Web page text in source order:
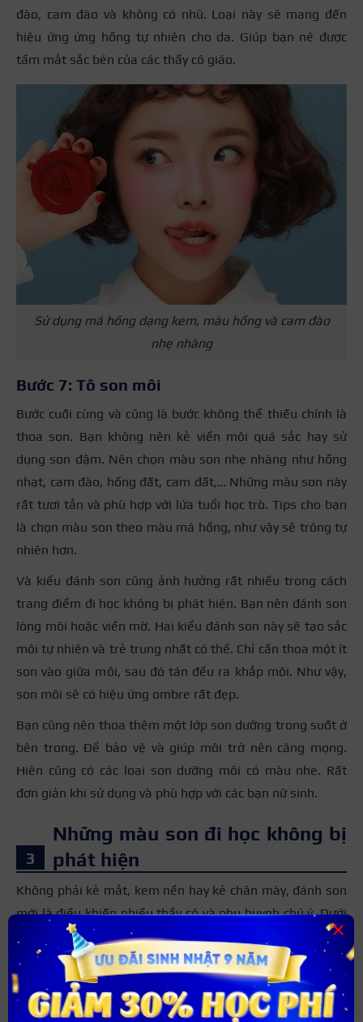
đào, cam đào và không có nhũ. Loại này sẽ mang đến
hiệu ứng ửng hồng tự nhiên cho da. Giúp bạn né được
tầm mắt sắc bén của các thầy cô giáo.
Sử dụng má hồng dạng kem, màu hồng và cam đào
nhẹ nhàng
Bước 7: Tô son môi
Bước cuối cùng và cũng là bước không thể thiếu chính là
thoa son. Bạn không nên kẻ viền môi quá sắc hay sử
dụng son đậm. Nên chọn màu son nhẹ nhàng như hồng
nhạt, cam đào, hồng đất, cam đất,… Những màu son này
rất tươi tắn và phù hợp với lứa tuổi học trò. Tips cho bạn
là chọn màu son theo màu má hồng, như vậy sẽ trông tự
nhiên hơn.
Và kiểu đánh son cũng ảnh hưởng rất nhiều trong cách
trang điểm đi học không bị phát hiện. Bạn nên đánh son
lòng môi hoặc viền mờ. Hai kiểu đánh son này sẽ tạo sắc
môi tự nhiên và trẻ trung nhất có thể. Chỉ cần thoa một ít
son vào giữa môi, sau đó tán đều ra khắp môi. Như vậy,
son môi sẽ có hiệu ứng ombre rất đẹp.
Bạn cũng nên thoa thêm một lớp son dưỡng trong suốt ở
bên trong. Để bảo vệ và giúp môi trở nên căng mọng.
Hiện cũng có các loại son dưỡng môi có màu nhẹ. Rất
đơn giản khi sử dụng và phù hợp với các bạn nữ sinh.
Những màu son đi học không bị
phát hiện
Không phải kẻ mắt, kem nền hay kẻ chân mày, đánh son
mới là điều khiến nhiều thầy cô và phụ huynh chú ý. Dưới
đây là top những màu son “dễ giấu” bạn có thể tham
khảo:
Son màu đào
Màu đào là màu kết hợp giữa cam và hồng với màu sắc
×